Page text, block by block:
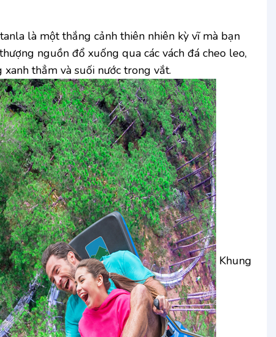
là một thắng cảnh thiên nhiên kỳ vĩ mà bạn
nguồn đổ xuống qua các vách đá cheo leo,
thẳm và suối nước trong vắt.
Khung